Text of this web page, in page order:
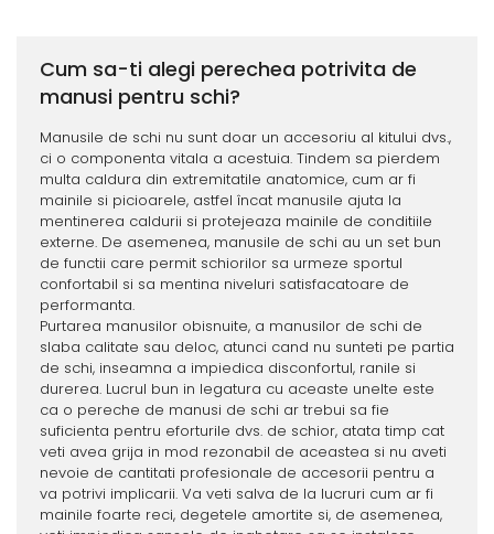
Cum sa-ti alegi perechea potrivita de
manusi pentru schi?
Manusile de schi nu sunt doar un accesoriu al kitului dvs.,
ci o componenta vitala a acestuia. Tindem sa pierdem
multa caldura din extremitatile anatomice, cum ar fi
mainile si picioarele, astfel încat manusile ajuta la
mentinerea caldurii si protejeaza mainile de conditiile
externe. De asemenea, manusile de schi au un set bun
de functii care permit schiorilor sa urmeze sportul
confortabil si sa mentina niveluri satisfacatoare de
performanta.
Purtarea manusilor obisnuite, a manusilor de schi de
slaba calitate sau deloc, atunci cand nu sunteti pe partia
de schi, inseamna a impiedica disconfortul, ranile si
durerea. Lucrul bun in legatura cu aceaste unelte este
ca o pereche de manusi de schi ar trebui sa fie
suficienta pentru eforturile dvs. de schior, atata timp cat
veti avea grija in mod rezonabil de aceastea si nu aveti
nevoie de cantitati profesionale de accesorii pentru a
va potrivi implicarii. Va veti salva de la lucruri cum ar fi
mainile foarte reci, degetele amortite si, de asemenea,